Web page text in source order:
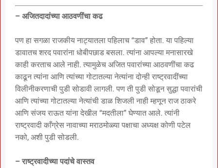
– अजितदादांच्या आठवणींचा कढ
पण हा सगळा राजकीय नाट्यातला पहिलाच “डाव” होता. या पहिल्या
डावातच शरद पवारांना धोबीपछाड बसला. त्यांना आपल्या मनासारखे
काही करताच आले नाही. त्यामुळेच अजित पवारांच्या आठवणींचा कढ
काढून त्यांना आणि त्यांच्या गोटातल्या नेत्यांना दोन्ही राष्ट्रवादींच्या
विलीनीकरणाची पुडी सोडावी लागली. पण ती पुडी सोडून सुद्धा पवारांची
आणि त्यांच्या गोटातल्या नेत्यांची डाळ शिजली नाही म्हणून राज ठाकरे
आणि संजय राऊत यांना देखील “मदतीला” घेण्यात आले. त्यांनी
राष्ट्रवादी काँग्रेस नावाच्या मराठमोळ्या पक्षाचा अध्यक्ष कोणी पटेल
नको, अशी पुडी सोडली.
– राष्ट्रवादीच्या पदांचे वास्तव